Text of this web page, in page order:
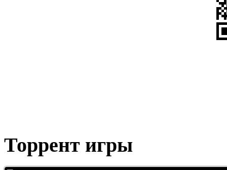
Торрент игры